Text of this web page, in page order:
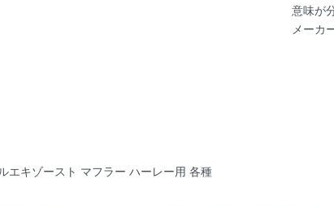
意味が
メーカ
エキゾースト マフラー ハーレー用 各種